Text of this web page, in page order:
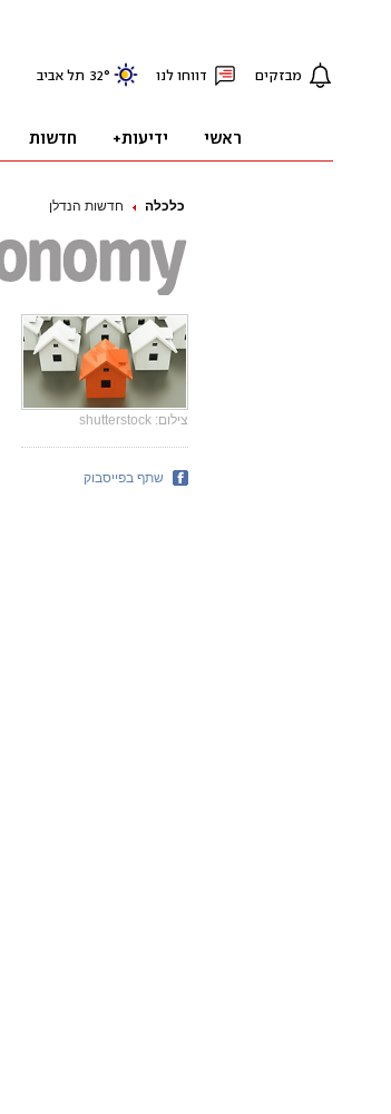
כלכלה חדשות הנדלן
צילום: shutterstock
שתף בפייסבוק